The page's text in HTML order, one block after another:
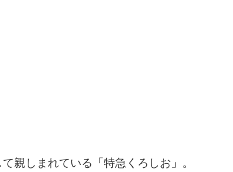
親しまれている「特急くろしお」。